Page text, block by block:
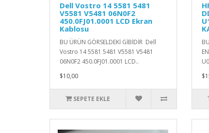
Dell Vostro 14 5581 5481
V5581 V5481 06N0F2
450.0FJ01.0001 LCD Ekran
Kablosu
BU ÜRÜN GÖRSELDEKİ GİBİDİR Dell
Vostro 14 5581 5481 V5581 V5481
06N0F2 450.0FJ01.0001 LCD..
$10,00
SEPETE EKLE